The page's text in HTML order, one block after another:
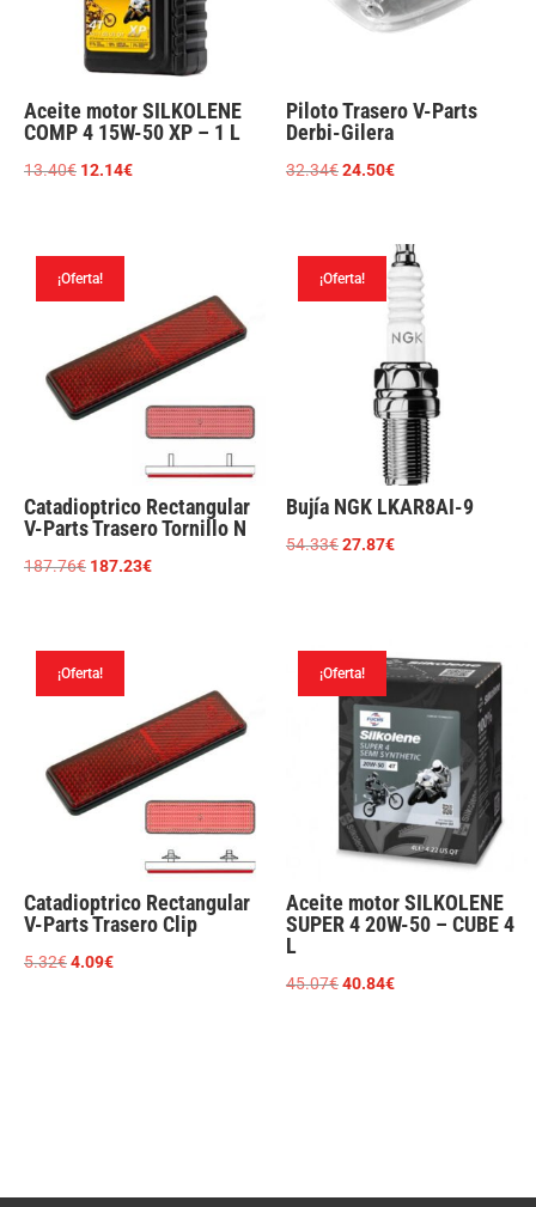
Aceite motor SILKOLENE
COMP 4 15W-50 XP – 1 L
13.40€ El
era:
12.14€El
Piloto Trasero V-Parts
Derbi-Gilera
32.34€El
era:
32.34€.
24.50€El
es:
24.50€.
¡Oferta!
Catadioptrico Rectangular
V-Parts Trasero Tornillo N
187.76€ El
187.23€El
187.23€.
¡Oferta!
Bujía NGK LKAR8AI-9
54.33€El
54.33€.
27.87€El
27.87€.
¡Oferta!
Catadioptrico Rectangular
V-Parts Trasero Clip
5.32€El
4.09€El
¡Oferta!
Aceite motor SILKOLENE
SUPER 4 20W-50 – CUBE 4
L
45.07€El
40.84€El